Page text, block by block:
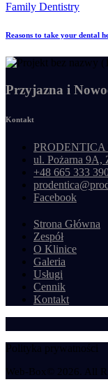
Family Dentistry
Reasons to take your dental
Przyjazna i
Kontakt
PRODENTICA
ul. Pożarna 9A,
+48 665 333
Facebook
Strona Główna
Zespół
O Klinice
Galeria
Usługi
Cennik
Kontakt
Polityka prywatności
Web-Box© 2026. All